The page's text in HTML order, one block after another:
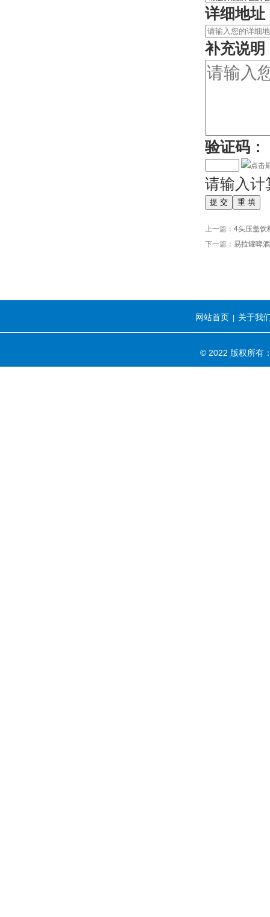
详细地址
补充说明
验证码：
请输入计
上一篇： 4头压盖饮
下一篇： 易拉罐啤
网站首页 关于我
© 2022 版权所